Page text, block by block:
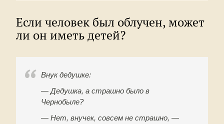
Если человек был облучен, может
ли он иметь детей?
Внук дедушке:
— Дедушка, а страшно было в
Чернобыле?
— Нет, внучек, совсем не страшно, —